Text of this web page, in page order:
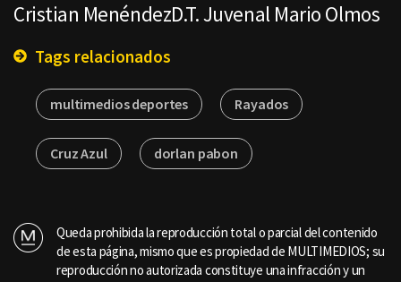
Cristian MenéndezD.T. Juvenal Mario Olmos
Tags relacionados
multimedios deportes Rayados
Cruz Azul dorlan pabon
Queda prohibida la reproducción total o parcial del contenido
de esta página, mismo que es propiedad de MULTIMEDIOS; su
reproducción no autorizada constituye una infracción y un